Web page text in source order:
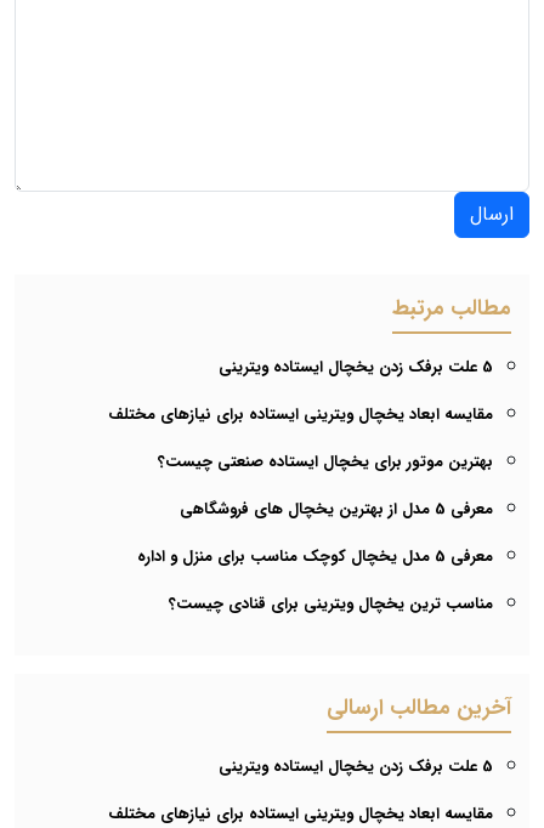
ارسال
مطالب مرتبط
5 علت برفک زدن یخچال ایستاده ویترینی
مقایسه ابعاد یخچال ویترینی ایستاده برای نیازهای مختلف
بهترین موتور برای یخچال ایستاده صنعتی چیست؟
معرفی 5 مدل از بهترین یخچال های فروشگاهی
معرفی 5 مدل یخچال کوچک مناسب برای منزل و اداره
مناسب ترین یخچال ویترینی برای قنادی چیست؟
آخرین مطالب ارسالی
5 علت برفک زدن یخچال ایستاده ویترینی
مقایسه ابعاد یخچال ویترینی ایستاده برای نیازهای مختلف